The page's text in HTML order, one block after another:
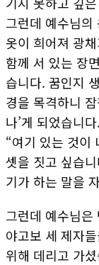
그런데 예수님의
옷이 희어져 광
함께 서 있는 장
습니다. 꿈인지
경을 목격하니
나’게 되었습니
“여기 있는 것이
셋을 짓고 싶습
기가 하는 말을
그런데 예수님
야고보 세 제자
위해 데리고 가